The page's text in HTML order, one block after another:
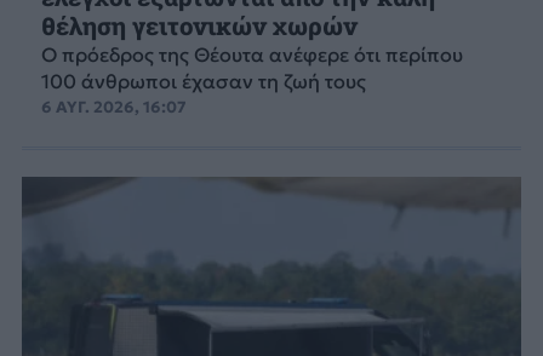
θέληση γειτονικών χωρών
Ο πρόεδρος της Θέουτα ανέφερε ότι περίπου
100 άνθρωποι έχασαν τη ζωή τους
6 ΑΥΓ. 2026, 16:07